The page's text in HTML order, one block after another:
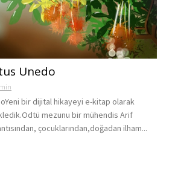
Unedo
bir dijital hikayeyi e-kitap olarak
mezunu bir mühendis Arif
çocuklarından,doğadan ilham...